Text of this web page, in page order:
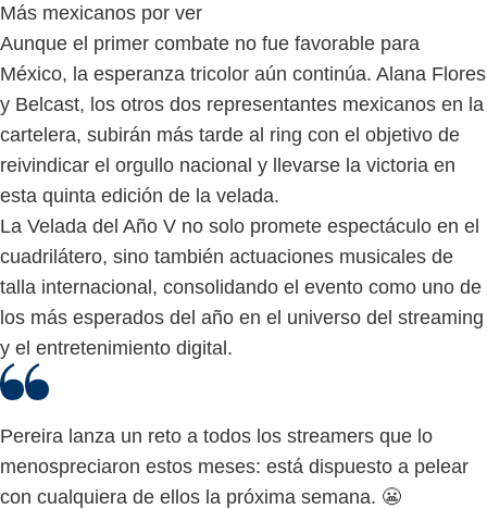
Más mexicanos por ver
Aunque el primer combate no fue favorable para
México, la esperanza tricolor aún continúa. Alana Flores
y Belcast, los otros dos representantes mexicanos en la
cartelera, subirán más tarde al ring con el objetivo de
reivindicar el orgullo nacional y llevarse la victoria en
esta quinta edición de la velada.
La Velada del Año V no solo promete espectáculo en el
cuadrilátero, sino también actuaciones musicales de
talla internacional, consolidando el evento como uno de
los más esperados del año en el universo del streaming
y el entretenimiento digital.
Pereira lanza un reto a todos los streamers que lo
menospreciaron estos meses: está dispuesto a pelear
con cualquiera de ellos la próxima semana. 😬